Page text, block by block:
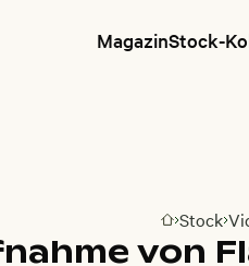
MagazinStock-
Zur
Stock
von